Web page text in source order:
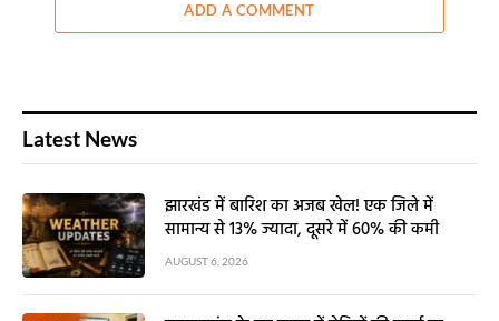
ADD A COMMENT
Latest News
झारखंड में बारिश का अजब खेल! एक जिले में
सामान्य से 13% ज्यादा, दूसरे में 60% की कमी
AUGUST 6, 2026